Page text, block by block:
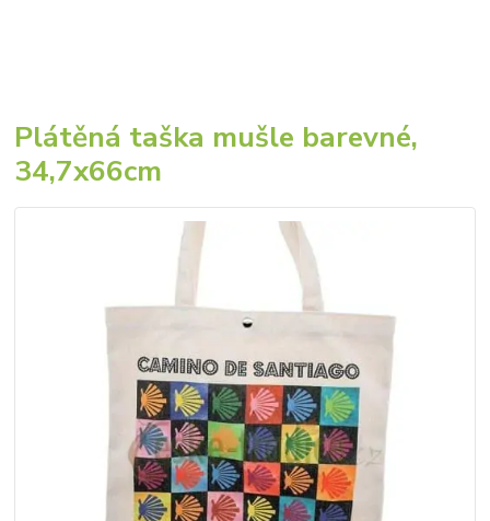
Plátěná taška mušle barevné,
34,7x66cm